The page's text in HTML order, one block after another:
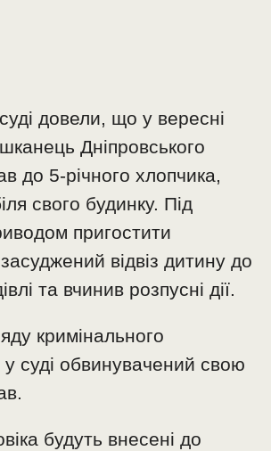
довели, що у вересні
Дніпровського
до 5-річного хлопчика,
свого будинку. Під
пригостити
відвіз дитину до
та вчинив розпусні дії.
кримінального
суді обвинувачений свою
будуть внесені до